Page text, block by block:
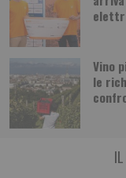
Vino
le
Iren Ambiente
Iren Ambiente consolida
acquistando il 66% di